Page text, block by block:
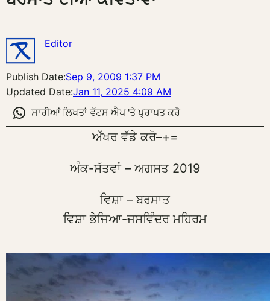
Editor
Publish Date:Sep 9, 2009 1:37 PM
Updated Date:Jan 11, 2025 4:09 AM
ਸਾਰੀਆਂ ਲਿਖਤਾਂ ਵੱਟਸ ਐਪ 'ਤੇ ਪ੍ਰਾਪਤ ਕਰੋ
ਅੱਖਰ ਵੱਡੇ ਕਰੋ–+=
ਅੰਕ-ਸੱਤਵਾਂ – ਅਗਸਤ 2019
ਵਿਸ਼ਾ – ਬਰਸਾਤ
ਵਿਸ਼ਾ ਭੇਜਿਆ-ਜਸਵਿੰਦਰ ਮਹਿਰਮ